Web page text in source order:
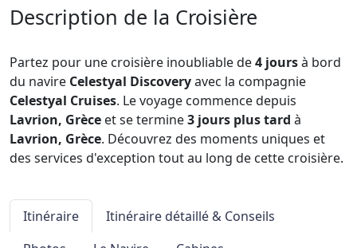
Description de la Croisière
Partez pour une croisière inoubliable de4 joursà bord
du navire Celestyal Discoveryavec la compagnie
Celestyal Cruises. Le voyage commence depuis
Lavrion, Grèce et se termine3 jours plus tard à
Lavrion, Grèce. Découvrez des moments uniques et
des services d'exception tout au long de cette croisière.
Itinéraire
Itinéraire détaillé & Conseils